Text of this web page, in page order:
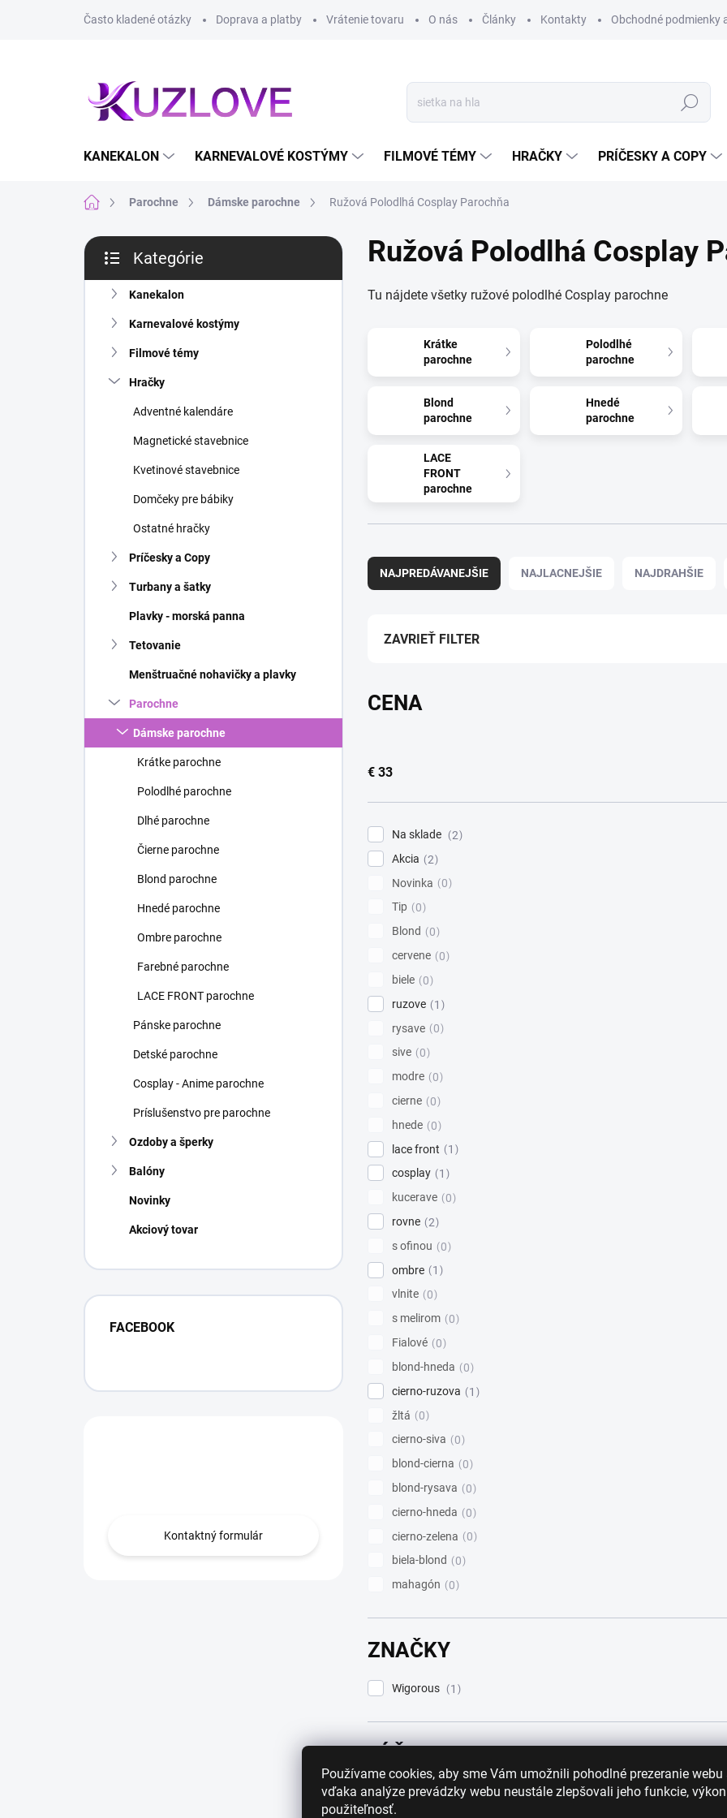
Používame cookies, aby sme Vám umožnili pohodlné prezeranie webu
vďaka analýze prevádzky webu neustále zlepšovali jeho funkcie,
použiteľnosť.
Často kladené otázky Doprava a platby Vrátenie tovaru O nás Články Kontakty Obchodné podmienky
Hľadať
KANEKALON KARNEVALOVÉ KOSTÝMY FILMOVÉ TÉMY HRAČKY PRÍČESKY A COPY
DomovParochne Dámske parochne Ružová Polodlhá Cosplay Parochňa
B
č
kategórie
Kategórie
Kanekalon
Karnevalové kostýmy
Filmové témy
Hračky
Adventné kalendáre
Magnetické stavebnice
Kvetinové stavebnice
Domčeky pre bábiky
Ostatné hračky
Príčesky a Copy
Turbany a šatky
Plavky - morská panna
Tetovanie
Menštruačné nohavičky a plavky
Parochne
Dámske parochne
Krátke parochne
Polodlhé parochne
Dlhé parochne
Čierne parochne
Blond parochne
Hnedé parochne
Ombre parochne
Farebné parochne
LACE FRONT parochne
Pánske parochne
Detské parochne
Cosplay - Anime parochne
Príslušenstvo pre parochne
Ozdoby a šperky
Balóny
Novinky
Akciový tovar
FACEBOOK
Kontaktný formulár
Ružová Polodlhá Cosplay
Tu nájdete všetky ružové polodlhé Cosplay parochne
Krátke
parochne
Polodlhé
parochne
Blond
parochne
Hnedé
parochne
LACE
FRONT
parochne
a
d
r
o
k
t
o
NAJPREDÁVANEJŠIE NAJLACNEJŠIE NAJDRAHŠIE
ZAVRIEŤ FILTER
CENA
€ 33
Na sklade
2
Akcia
2
Novinka
0
Tip
0
Blond
0
cervene
0
biele
0
ruzove
1
rysave
0
sive
0
modre
0
cierne
0
hnede
0
lace front
1
cosplay
1
kucerave
0
rovne
2
s ofinou
0
ombre
1
vlnite
0
s melirom
0
Fialové
0
blond-hneda
0
cierno-ruzova
1
žltá
0
cierno-siva
0
blond-cierna
0
blond-rysava
0
cierno-hneda
0
cierno-zelena
0
biela-blond
0
mahagón
0
ZNAČKY
Wigorous 1
DĹŽKA
Krátka
0
Polodlhá